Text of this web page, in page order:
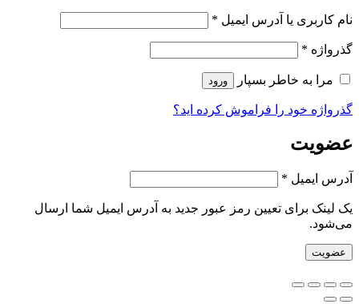
نام کاربری یا آدرس ایمیل *
گذرواژه *
مرا به خاطر بسپار ورود
گذرواژه خود را فراموش کرده اید؟
عضویت
آدرس ایمیل *
یک لینک برای تعیین رمز عبور جدید به آدرس ایمیل شما ارسال
می‌شود.
عضویت